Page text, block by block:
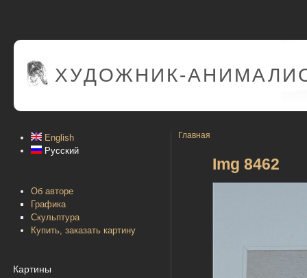
ХУДОЖНИК-
English
Русский
Об авторе
Графика
Скульптура
Купить, заказать картину
Картины
Главная
Img 8462